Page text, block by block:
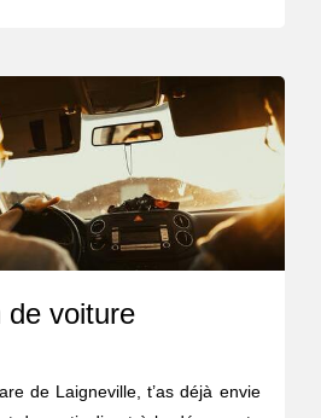
de voiture
de Laigneville, t’as déjà envie